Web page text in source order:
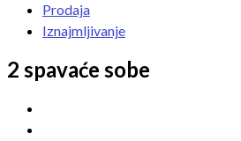
Prodaja
Iznajmljivanje
2 spavaće sobe